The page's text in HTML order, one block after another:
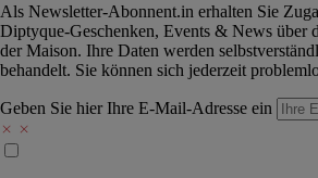
Als Newsletter-Abonnent.in erhalten Sie
Diptyque-Geschenken, Events & News über
der Maison. Ihre Daten werden
behandelt. Sie können sich jederzeit
Geben Sie hier Ihre E-Mail-Adresse ein